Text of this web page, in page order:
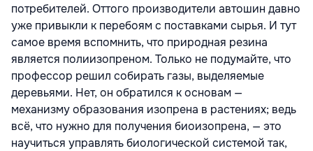
потребителей. Оттого производители автошин давно
уже привыкли к перебоям с поставками сырья. И тут
самое время вспомнить, что природная резина
является полиизопреном. Только не подумайте, что
профессор решил собирать газы, выделяемые
деревьями. Нет, он обратился к основам —
механизму образования изопрена в растениях; ведь
всё, что нужно для получения биоизопрена, — это
научиться управлять биологической системой так,